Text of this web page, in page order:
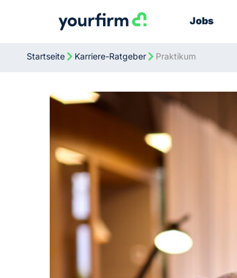
Jobs
Startseite Karriere-Ratgeber Praktikum